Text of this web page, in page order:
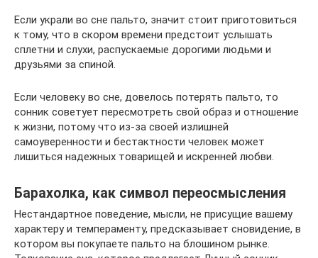
Если украли во сне пальто, значит стоит приготовиться
к тому, что в скором времени предстоит услышать
сплетни и слухи, распускаемые дорогими людьми и
друзьями за спиной.
Если человеку во сне, довелось потерять пальто, то
сонник советует пересмотреть свой образ и отношение
к жизни, потому что из-за своей излишней
самоуверенности и бестактности человек может
лишиться надежных товарищей и искренней любви.
Барахолка, как символ переосмысления
Нестандартное поведение, мысли, не присущие вашему
характеру и темпераменту, предсказывает сновидение, в
котором вы покупаете пальто на блошином рынке.